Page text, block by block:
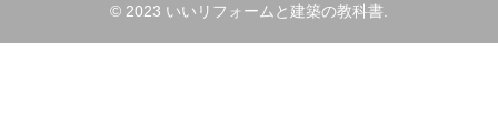
© 2023 いいリフォームと建築の教科書.